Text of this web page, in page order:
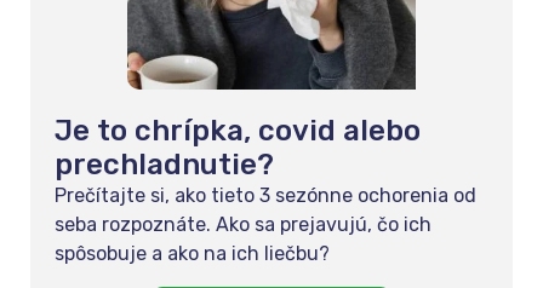
Je to chrípka, covid alebo
prechladnutie?
Prečítajte si, ako tieto 3 sezónne ochorenia od
seba rozpoznáte. Ako sa prejavujú, čo ich
spôsobuje a ako na ich liečbu?